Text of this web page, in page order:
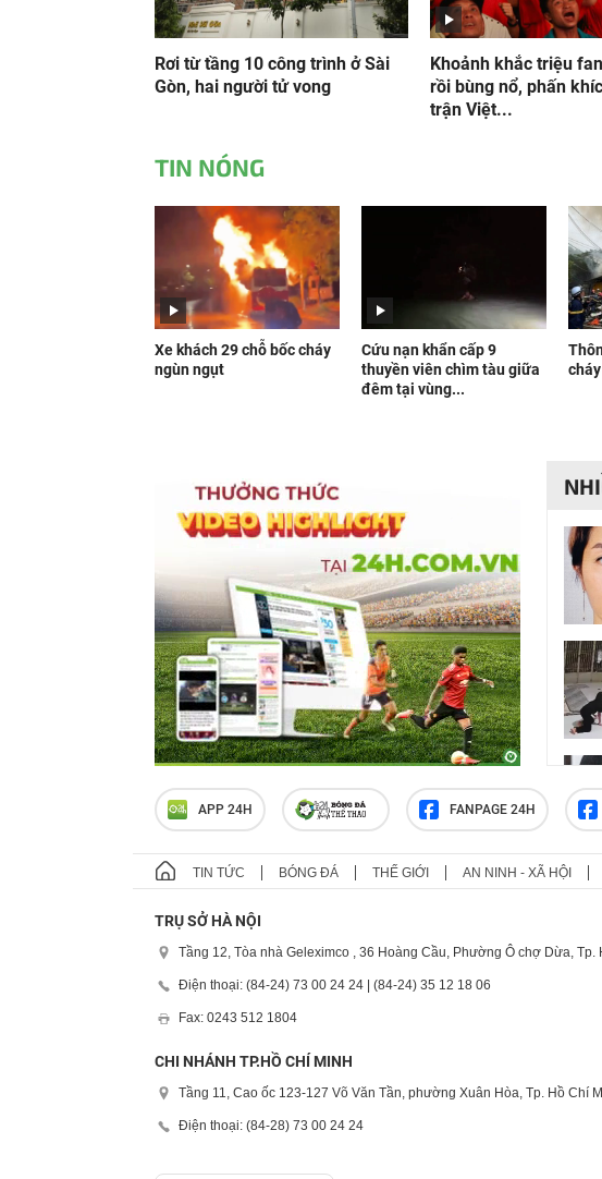
Rơi từ tầng 10 công trình ở Sài
Gòn, hai người tử vong
Khoảnh khắc triệu
rồi bùng nổ, phấn
trận Việt...
TIN NÓNG
Xe khách 29 chỗ bốc cháy
ngùn ngụt
Cứu nạn khẩn cấp 9
thuyền viên chìm tàu giữa
đêm tại vùng...
APP 24H FANPAGE 24H
TIN TỨC BÓNG ĐÁ THẾ GIỚI AN NINH - XÃ HỘI
TRỤ SỞ HÀ NỘI
Tầng 12, Tòa nhà Geleximco , 36 Hoàng Cầu, Phường Ô chợ Dừa, Tp.
Điện thoại: (84-24) 73 00 24 24 | (84-24) 35 12 18 06
Fax: 0243 512 1804
CHI NHÁNH TP.HỒ CHÍ MINH
Tầng 11, Cao ốc 123-127 Võ Văn Tần, phường Xuân Hòa, Tp. Hồ Chí
Điện thoại: (84-28) 73 00 24 24